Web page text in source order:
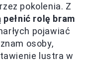
pokolenia. Z
pełnić rolę bram
pojawiać
osoby,
lustra w